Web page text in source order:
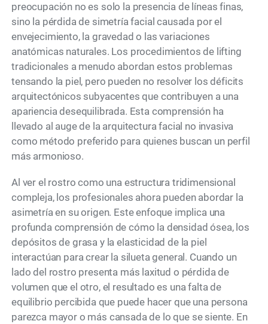
preocupación no es solo la presencia de líneas finas,
sino la pérdida de simetría facial causada por el
envejecimiento, la gravedad o las variaciones
anatómicas naturales. Los procedimientos de lifting
tradicionales a menudo abordan estos problemas
tensando la piel, pero pueden no resolver los déficits
arquitectónicos subyacentes que contribuyen a una
apariencia desequilibrada. Esta comprensión ha
llevado al auge de la arquitectura facial no invasiva
como método preferido para quienes buscan un perfil
más armonioso.
Al ver el rostro como una estructura tridimensional
compleja, los profesionales ahora pueden abordar la
asimetría en su origen. Este enfoque implica una
profunda comprensión de cómo la densidad ósea, los
depósitos de grasa y la elasticidad de la piel
interactúan para crear la silueta general. Cuando un
lado del rostro presenta más laxitud o pérdida de
volumen que el otro, el resultado es una falta de
equilibrio percibida que puede hacer que una persona
parezca mayor o más cansada de lo que se siente. En